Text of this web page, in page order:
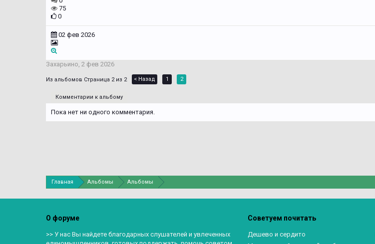
75
0
02 фев 2026
Захарьино, 2 фев 2026
Страница 2 из 2 < Назад 1 2
Комментарии к альбому
Пока нет ни одного комментария.
Главная Альбомы Альбомы
О форуме
>> У нас Вы найдете благодарных слушателей и увлеченных
Советуем почитать
Дешево и сердито